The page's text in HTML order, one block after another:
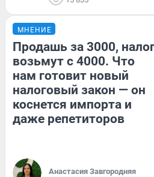
МНЕНИЕ
Продашь за 3000,
возьмут с 4000. Что
нам готовит новый
налоговый закон — он
коснется импорта и
даже репетиторов
Анастасия Завгородняя